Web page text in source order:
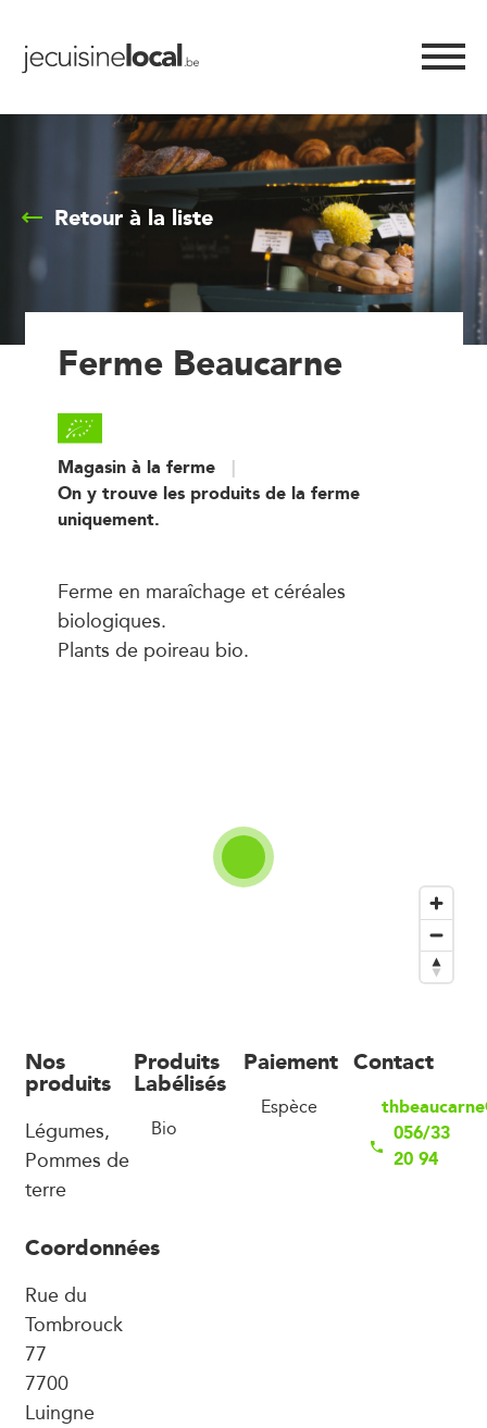
Retour à la liste
Ferme Beaucarne
Magasin à la ferme
On y trouve les produits de la ferme
uniquement.
Ferme en maraîchage et céréales
biologiques.
Plants de poireau bio.
Nos
produits
Légumes,
Pommes de
terre
Produits
Labélisés
Bio
Paiement
Espèce
Contact
056/33
20 94
Coordonnées
Rue du
Tombrouck
77
7700
Luingne